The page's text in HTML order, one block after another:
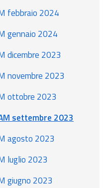
febbraio 2024
gennaio 2024
dicembre 2023
novembre 2023
ottobre 2023
settembre 2023
agosto 2023
luglio 2023
giugno 2023